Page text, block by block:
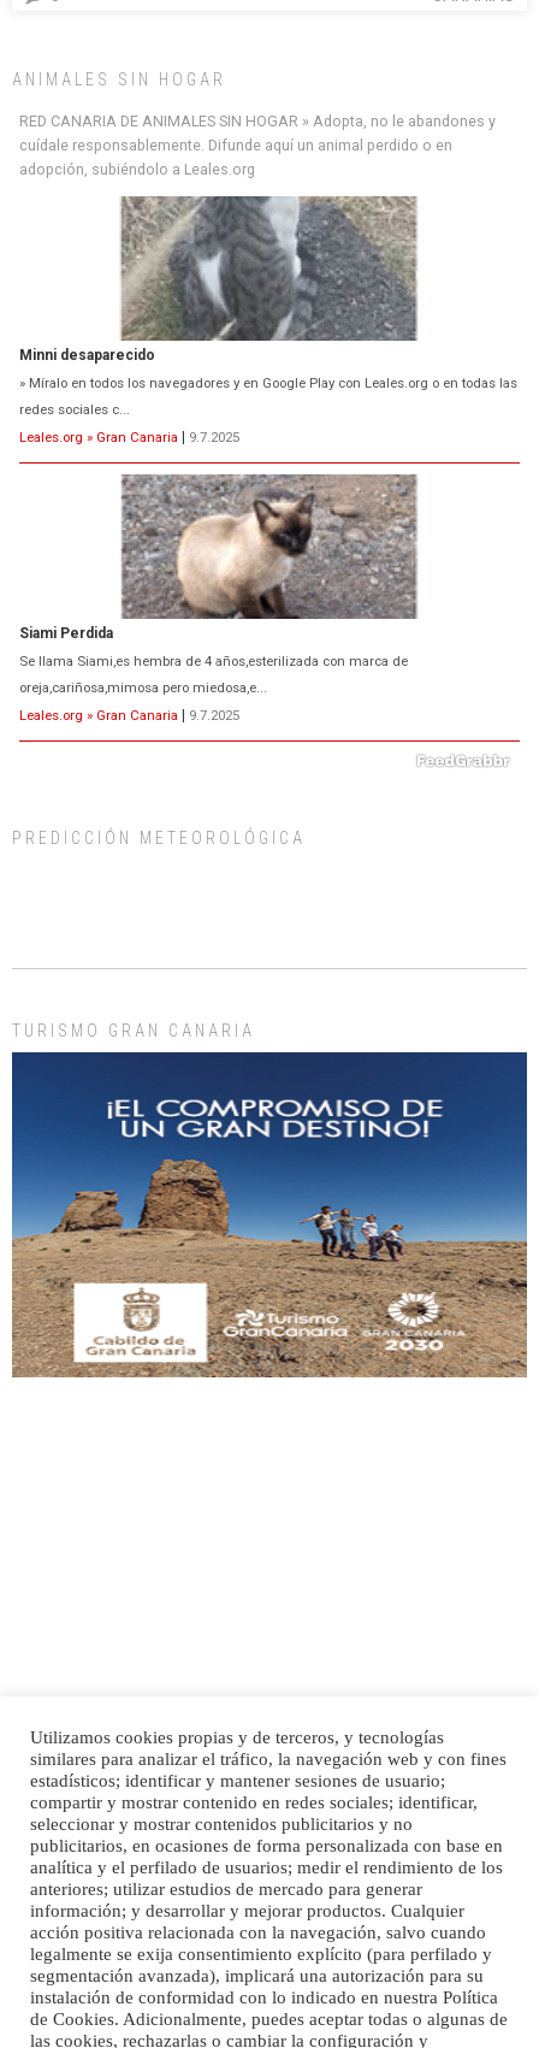
ANIMALES SIN HOGAR
RED CANARIA DE ANIMALES SIN HOGAR » Adopta, no le abandones y
cuídale responsablemente. Difunde aquí un animal perdido o en
adopción, subiéndolo a Leales.org
Minni desaparecido
» Míralo en todos los navegadores y en Google Play con Leales.org o en todas las
redes sociales c...
Leales.org » Gran Canaria
9.7.2025
Siami Perdida
Se llama Siami,es hembra de 4 años,esterilizada con marca de
oreja,cariñosa,mimosa pero miedosa,e...
Leales.org » Gran Canaria
9.7.2025
días, ella incluida...
Gato manso encontrado
Este gato macho ha aparecido en la calle hace menos de un mes, es muy
manso y extremadamente cari...
Leales.org » Gran Canaria | 9.7.2025
SHIBA PERDIDO AVDA JOSE MESA Y LOPEZ
PERRO MACHO RAZA SHIBA CON MICROCHIP PERDIDO HOY 06/07/2025 ZONA
MESA Y LOPEZ. ES MUY ASUSTADIZO
Leales.org » Gran Canaria | 6.7.2025
Ninfa perdida
PREDICCIÓN METEOROLÓGICA
TURISMO GRAN CANARIA
Inicio Publicidad
Política de privacidad
Aviso Legal
Cláusula de Cookies
Enlaces de interés
Utilizamos cookies propias y de terceros, y tecnologías
similares para analizar el tráfico, la navegación web y con fines
estadísticos; identificar y mantener sesiones de usuario;
compartir y mostrar contenido en redes sociales; identificar,
seleccionar y mostrar contenidos publicitarios y no
publicitarios, en ocasiones de forma personalizada con base en
analítica y el perfilado de usuarios; medir el rendimiento de los
anteriores; utilizar estudios de mercado para generar
información; y desarrollar y mejorar productos. Cualquier
acción positiva relacionada con la navegación, salvo cuando
legalmente se exija consentimiento explícito (para perfilado y
segmentación avanzada), implicará una autorización para su
instalación de conformidad con lo indicado en nuestra Política
de Cookies. Adicionalmente, puedes aceptar todas o algunas de
las cookies, rechazarlas o cambiar la configuración y